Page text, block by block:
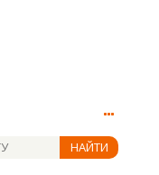
НАЙТИ